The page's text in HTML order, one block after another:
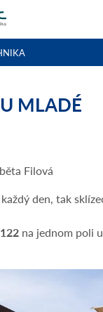
MLADÉ
Filová
den, tak
na jednom poli